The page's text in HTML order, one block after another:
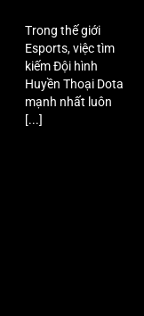
Trong thế giới
Esports, việc tìm
kiếm Đội hình
Huyền Thoại Dota
mạnh nhất luôn
[...]